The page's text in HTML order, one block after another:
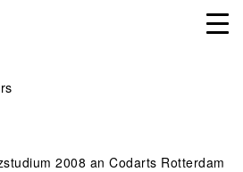
2008 an Codarts Rotterdam